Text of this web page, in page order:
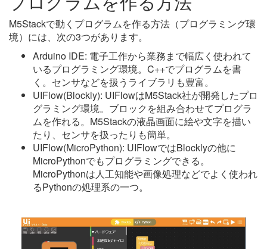
M5Stackで動くプログラムを作る方法（プログラミング環
境）には、次の3つがあります。
Arduino IDE: 電子工作から業務まで幅広く使われて
いるプログラミング環境。C++でプログラムを書
く。センサなどを扱うライブラリも豊富。
UIFlow(Blockly): UIFlowはM5Stack社が開発したプロ
グラミング環境。ブロックを組み合わせてプログラ
ムを作れる。M5Stackの液晶画面に絵や文字を描い
たり、センサを扱ったりも簡単。
UIFlow(MicroPython): UIFlowではBlocklyの他に
MicroPythonでもプログラミングできる。
MicroPythonは人工知能や画像処理などでよく使われ
るPythonの処理系の一つ。